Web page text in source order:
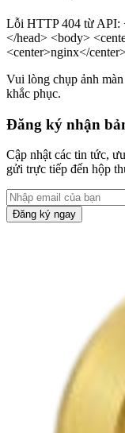
Lỗi HTTP 404 từ API:
</head> <body>
<center>nginx</
Vui lòng chụp ảnh
khắc phục.
Đăng ký nhận
Cập nhật các tin tức,
gửi trực tiếp đến hộp
Đăng ký ngay